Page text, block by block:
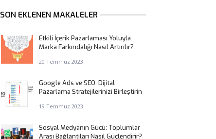
SON EKLENEN MAKALELER
Etkili İçerik Pazarlaması Yoluyla
Marka Farkındalığı Nasıl Artırılır?
20 Temmuz 2023
Google Ads ve SEO: Dijital
Pazarlama Stratejilerinizi Birleştirin
19 Temmuz 2023
Sosyal Medyanın Gücü: Toplumlar
Arası Bağlantıları Nasıl Güçlendirir?